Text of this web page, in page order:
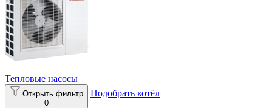
Тепловые насосы
Открыть фильтр
0
Подобрать котёл